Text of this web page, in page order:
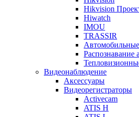
Hikvision
Hiwatch
IMOU
TRASSIR
Распознавание
Видеонаблюдение
Аксессуары
Видеорегистраторы
Activecam
ATIS H